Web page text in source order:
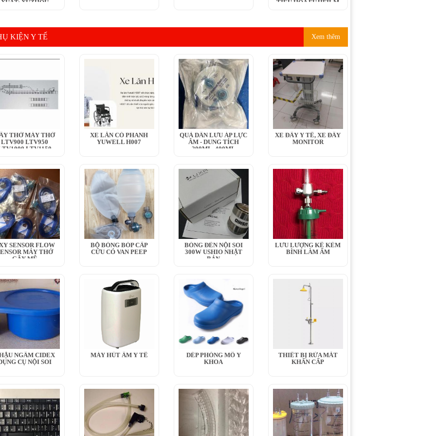
XUẤT: XUZHOU
TIÊU HÓA FUJIFILM
KIỆN Y TẾ Xem thêm
THỞ MÁY THỞ
LTV900 LTV950
LTV1150
XE LĂN CÓ PHANH
YUWELL H007
QUẢ DẪN LƯU ÁP LỰC
ÂM - DUNG TÍCH
200ML, 400ML
XE ĐẨY Y TẾ, XE ĐẨY
MONITOR
SENSOR FLOW
MÁY THỞ
GÂY MÊ
BỘ BÓNG BÓP CẤP
CỨU CÓ VAN PEEP
BÓNG ĐÈN NỘI SOI
300W USHIO NHẬT
BẢN
LƯU LƯỢNG KẾ KÈM
BÌNH LÀM ẨM
NGÂM CIDEX
CỤ NỘI SOI
MÁY HÚT ẨM Y TẾ
DÉP PHÒNG MỔ Y
KHOA
THIẾT BỊ RỬA MẮT
KHẨN CẤP